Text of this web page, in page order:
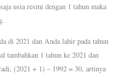
usia resmi dengan 1 tahun maka
di 2021 dan Anda lahir pada tahun
tambahkan 1 tahun ke 2021 dan
(2021 + 1) – 1992 = 30, artinya